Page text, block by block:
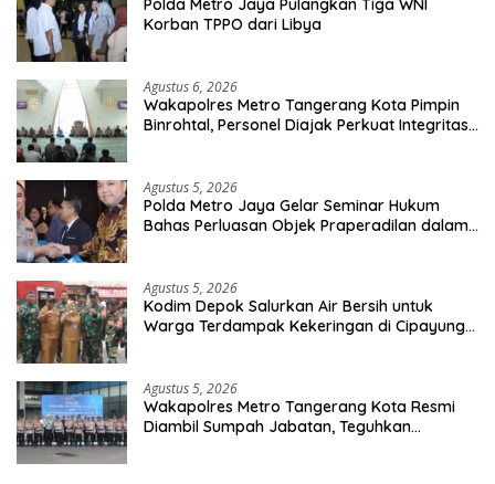
Polda Metro Jaya Pulangkan Tiga WNI
Korban TPPO dari Libya
Agustus 6, 2026
Wakapolres Metro Tangerang Kota Pimpin
Binrohtal, Personel Diajak Perkuat Integritas
Agustus 5, 2026
Polda Metro Jaya Gelar Seminar Hukum
Bahas Perluasan Objek Praperadilan dalam
Agustus 5, 2026
Kodim Depok Salurkan Air Bersih untuk
Warga Terdampak Kekeringan di Cipayung
Agustus 5, 2026
Wakapolres Metro Tangerang Kota Resmi
Diambil Sumpah Jabatan, Teguhkan